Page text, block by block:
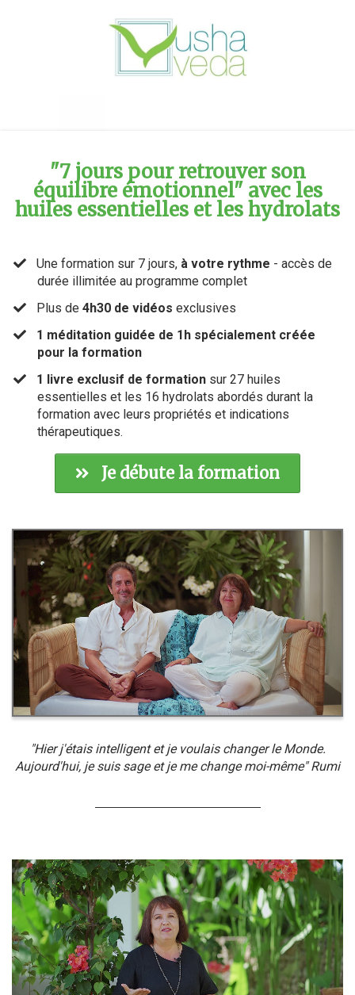
"7 jours pour retrouver son
équilibre émotionnel" avec les
huiles essentielles et les hydrolats
Une formation sur 7 jours, à votre rythme - accès de
durée illimitée au programme complet
​Plus de4h30 de vidéos exclusives
1 méditation guidée de 1h spécialement créée
pour la formation
​1 livre exclusif de formation sur 27 huiles
essentielles et les 16 hydrolats abordés durant la
formation avec leurs propriétés et indications
thérapeutiques.
Je débute la formation
"Hier j'étais intelligent et je voulais changer le Monde.
Aujourd'hui, je suis sage et je me change moi-même" Rumi